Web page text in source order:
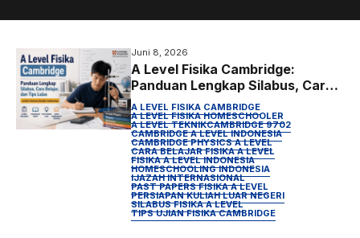
Juni 8, 2026
A Level Fisika Cambridge:
Panduan Lengkap Silabus, Cara
Belajar, dan Tips Lulus untuk
Homeschooler Indonesia
A LEVEL FISIKA CAMBRIDGE
A LEVEL FISIKA HOMESCHOOLER
A LEVEL TEKNIKCAMBRIDGE 9702
CAMBRIDGE A LEVEL INDONESIA
CAMBRIDGE PHYSICS A LEVEL
CARA BELAJAR FISIKA A LEVEL
FISIKA A LEVEL INDONESIA
HOMESCHOOLING INDONESIA
IJAZAH INTERNASIONAL
PAST PAPERS FISIKA A LEVEL
PERSIAPAN KULIAH LUAR NEGERI
SILABUS FISIKA A LEVEL
TIPS UJIAN FISIKA CAMBRIDGE